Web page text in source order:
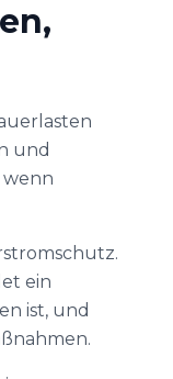
und
ein
ist, und